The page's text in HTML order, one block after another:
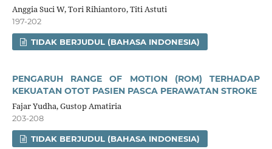
Anggia Suci W, Tori Rihiantoro, Titi Astuti
197-202
TIDAK BERJUDUL (BAHASA INDONESIA)
PENGARUH RANGE OF MOTION (ROM) TERHADAP
KEKUATAN OTOT PASIEN PASCA PERAWATAN STROKE
Fajar Yudha, Gustop Amatiria
203-208
TIDAK BERJUDUL (BAHASA INDONESIA)